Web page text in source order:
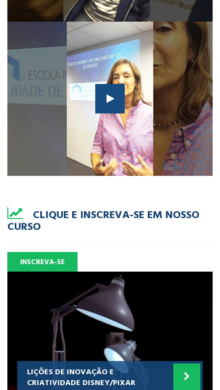
CLIQUE E INSCREVA-SE EM NOSSO
CURSO
INSCREVA-SE
LIÇÕES DE INOVAÇÃO E
CRIATIVIDADE DISNEY/PIXAR